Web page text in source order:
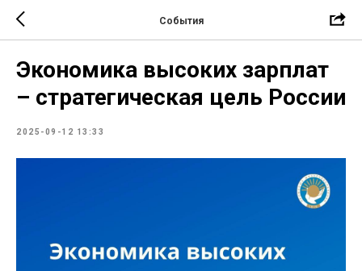
События
Экономика высоких зарплат
– стратегическая цель России
2025-09-12 13:33